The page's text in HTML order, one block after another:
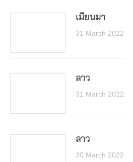
เมียนมา
31 March 2022
ลาว
31 March 2022
ลาว
30 March 2022